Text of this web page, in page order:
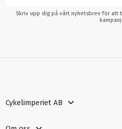
Skriv upp dig på vårt nyhetsbrev för att
Cykelimperiet AB